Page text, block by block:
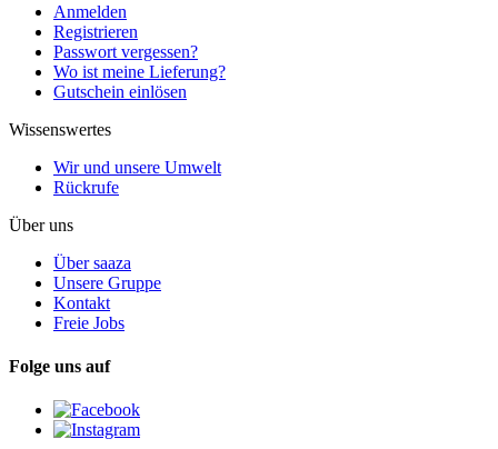
Anmelden
Registrieren
Passwort vergessen?
Wo ist meine Lieferung?
Gutschein einlösen
Wissenswertes
Wir und unsere Umwelt
Rückrufe
Über uns
Über saaza
Unsere Gruppe
Kontakt
Freie Jobs
Folge uns auf